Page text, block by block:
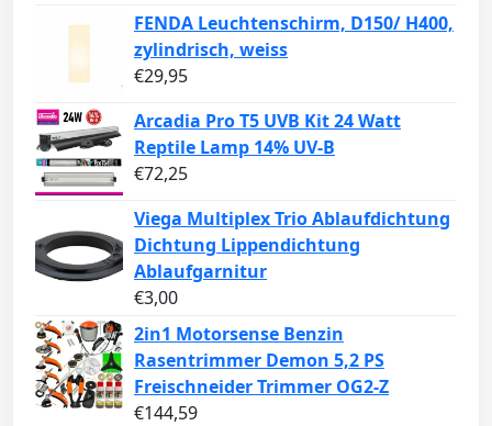
FENDA Leuchtenschirm, D150/ H400,
zylindrisch, weiss
€29,95
Arcadia Pro T5 UVB Kit 24 Watt
Reptile Lamp 14% UV-B
€72,25
Viega Multiplex Trio Ablaufdichtung
Dichtung Lippendichtung
Ablaufgarnitur
€3,00
2in1 Motorsense Benzin
Rasentrimmer Demon 5,2 PS
Freischneider Trimmer OG2-Z
€144,59